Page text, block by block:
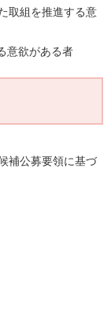
取組を推進する意
意欲がある者
補公募要領に基づ